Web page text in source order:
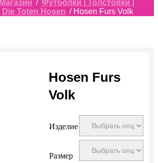
Магазин / Футболки | Толстовки |
Die Toten Hosen / Hosen Furs Volk
Hosen Furs
Volk
Изделие
Размер